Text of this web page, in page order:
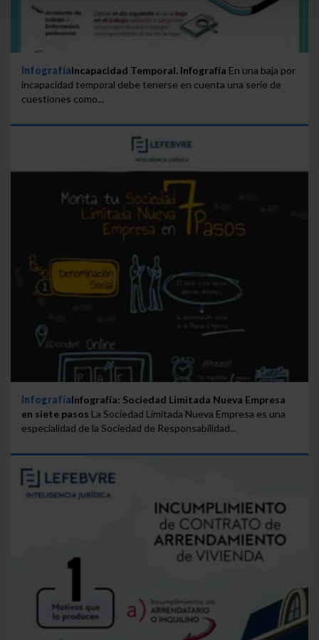
todas las cookies excepto aquellas imprescindibles.
También puedesconfigurar
las cookies y
las que sean indispensables para la navegación.
InfografíaIncapacidad Temporal. Infografía En una baja por
incapacidad temporal debe tenerse en cuenta una serie de
cuestiones como...
InfografíaInfografía: Sociedad Limitada Nueva Empresa
en siete pasos La Sociedad Limitada Nueva Empresa es una
especialidad de la Sociedad de Responsabilidad...